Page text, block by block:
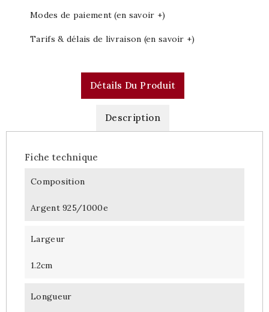
Modes de paiement (en savoir +)
Tarifs & délais de livraison (en savoir +)
Détails Du Produit
Description
Fiche technique
Composition
Argent 925/1000e
Largeur
1.2cm
Longueur